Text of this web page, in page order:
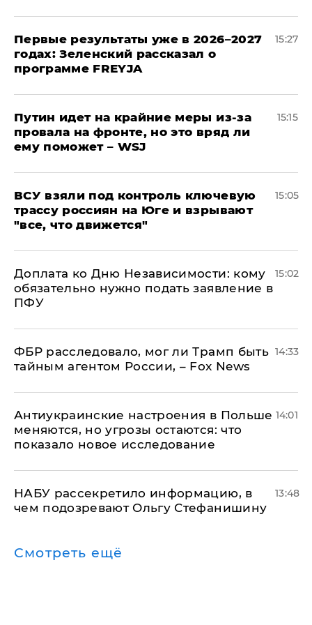
Первые результаты уже в 2026–2027
годах: Зеленский рассказал о
программе FREYJA
15:27
Путин идет на крайние меры из-за
провала на фронте, но это вряд ли
ему поможет – WSJ
15:15
ВСУ взяли под контроль ключевую
трассу россиян на Юге и взрывают
"все, что движется"
15:05
Доплата ко Дню Независимости: кому
обязательно нужно подать заявление в
ПФУ
15:02
ФБР расследовало, мог ли Трамп быть
тайным агентом России, – Fox News
14:33
Антиукраинские настроения в Польше
меняются, но угрозы остаются: что
показало новое исследование
14:01
НАБУ рассекретило информацию, в
чем подозревают Ольгу Стефанишину
13:48
Смотреть ещё